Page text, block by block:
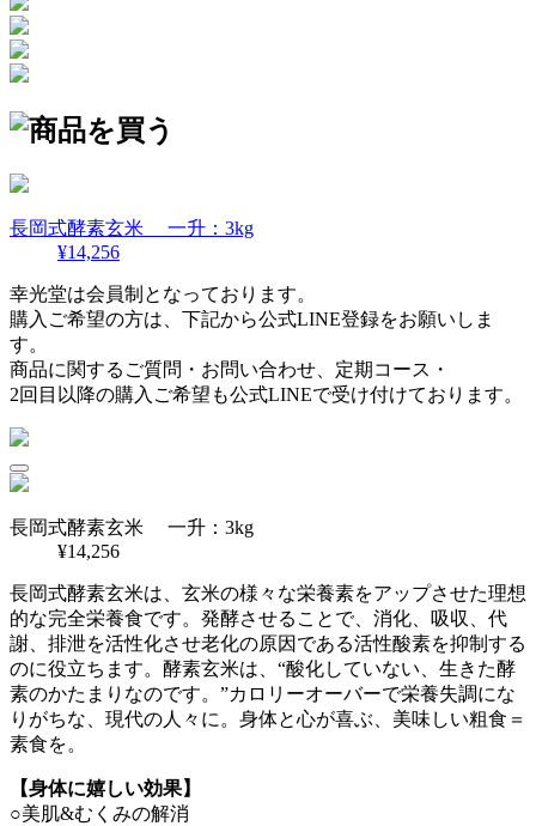
長岡式酵素玄米 一升：3kg
¥14,256
幸光堂は会員制となっております。
購入ご希望の方は、下記から公式LINE登録をお願いしま
す。
商品に関するご質問・お問い合わせ、定期コース・
2回目以降の購入ご希望も公式LINEで受け付けております。
長岡式酵素玄米 一升：3kg
¥14,256
長岡式酵素玄米は、玄米の様々な栄養素をアップさせた理想
的な完全栄養食です。発酵させることで、消化、吸収、代
謝、排泄を活性化させ老化の原因である活性酸素を抑制する
のに役立ちます。酵素玄米は、“酸化していない、生きた酵
素のかたまりなのです。”カロリーオーバーで栄養失調にな
りがちな、現代の人々に。身体と心が喜ぶ、美味しい粗食＝
素食を。
【身体に嬉しい効果】
○美肌&むくみの解消